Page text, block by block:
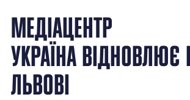
МЕДІАЦЕНТР
УКРАЇНА ВІДНОВЛЮЄ
ЛЬВОВІ